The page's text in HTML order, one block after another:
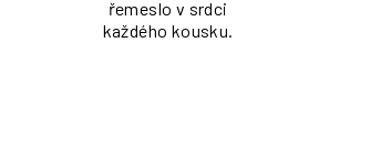
řemeslo v srdci
každého kousku.